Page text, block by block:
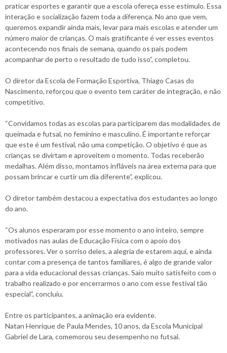
praticar esportes e garantir que a escola ofereça esse estímulo. Essa
interação e socialização fazem toda a diferença. No ano que vem,
queremos expandir ainda mais, levar para mais escolas e atender um
número maior de crianças. O mais gratificante é ver esses eventos
acontecendo nos finais de semana, quando os pais podem
acompanhar de perto o resultado de tudo isso”, completou.
O diretor da Escola de Formação Esportiva, Thiago Casas do
Nascimento, reforçou que o evento tem caráter de integração, e não
competitivo.
“Convidamos todas as escolas para participarem das modalidades de
queimada e futsal, no feminino e masculino. É importante reforçar
que este é um festival, não uma competição. O objetivo é que as
crianças se divirtam e aproveitem o momento. Todas receberão
medalhas. Além disso, montamos infláveis na área externa para que
possam brincar e curtir um dia diferente”, explicou.
O diretor também destacou a expectativa dos estudantes ao longo
do ano.
“Os alunos esperaram por esse momento o ano inteiro, sempre
motivados nas aulas de Educação Física com o apoio dos
professores. Ver o sorriso deles, a alegria de estarem aqui, e ainda
contar com a presença de tantos familiares, é algo de grande valor
para a vida educacional dessas crianças. Saio muito satisfeito com o
trabalho realizado e por encerrarmos o ano com esse festival tão
especial”, concluiu.
Entre os participantes, a animação era evidente.
Natan Henrique de Paula Mendes, 10 anos, da Escola Municipal
Gabriel de Lara, comemorou seu desempenho no futsal.